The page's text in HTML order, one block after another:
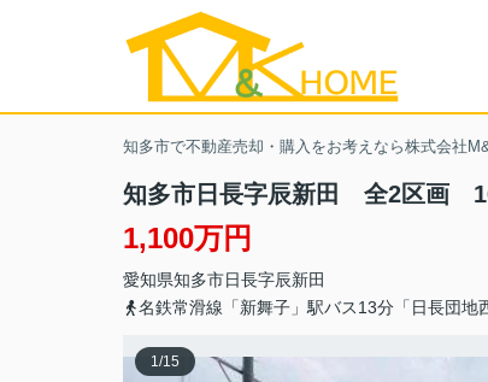
知多市で不動産売却・購入をお考えなら株式会社
知多市日長字辰新田 全2区画
1,100万円
愛知県知多市日長字辰新田
名鉄常滑線「新舞子」駅バス13分「日長団地
1/15